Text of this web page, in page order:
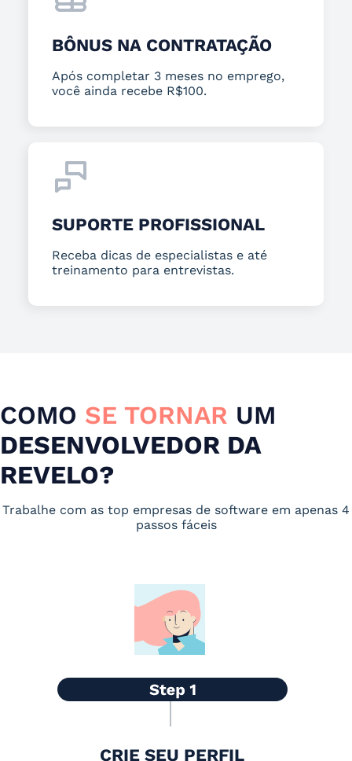
BÔNUS NA CONTRATAÇÃO
Após completar 3 meses no emprego,
você ainda recebe R$100.
SUPORTE PROFISSIONAL
Receba dicas de especialistas e até
treinamento para entrevistas.
COMO SE TORNAR UM
DESENVOLVEDOR DA
REVELO?
Trabalhe com as top empresas de software em apenas 4
passos fáceis
CRIE SEU PERFIL